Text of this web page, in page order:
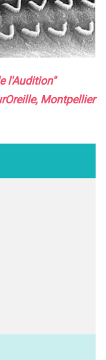
l'Audition"
Montpellier